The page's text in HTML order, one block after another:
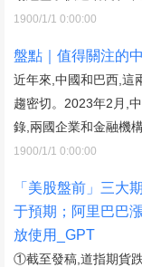
1900/1/1 0:00:00
盤點｜值得關注的
近年來,中國和巴西,這
趨密切。2023年2月,
錄,兩國企業和金融機
1900/1/1 0:00:00
「美股盤前」三大
于預期；阿里巴巴
放使用_GPT
①截至發稿,道指期貨